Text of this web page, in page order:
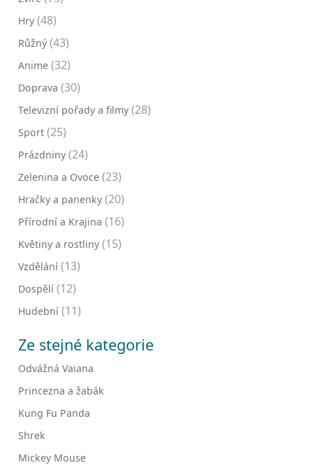
Hry (48)
Růžný (43)
Anime (32)
Doprava (30)
Televizní pořady a filmy (28)
Sport (25)
Prázdniny (24)
Zelenina a Ovoce (23)
Hračky a panenky (20)
Přírodní a Krajina (16)
Květiny a rostliny (15)
Vzdělání (13)
Dospělí (12)
Hudební (11)
Ze stejné kategorie
Odvážná Vaiana
Princezna a žabák
Kung Fu Panda
Shrek
Mickey Mouse